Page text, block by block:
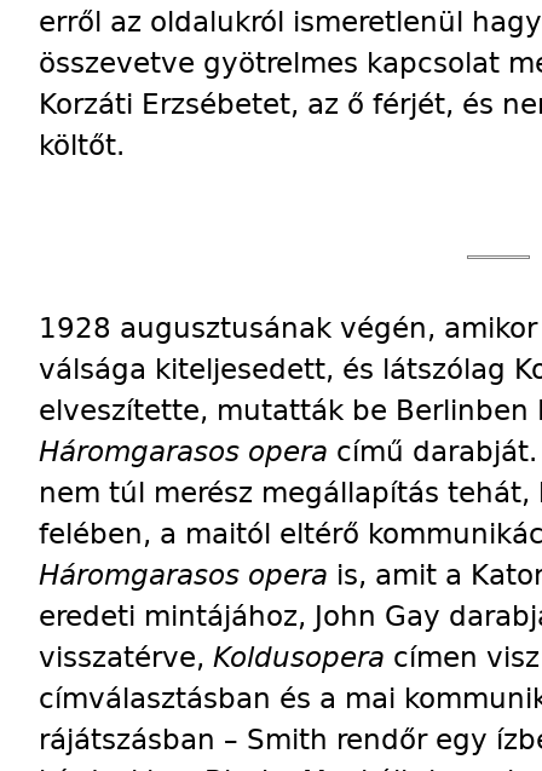
erről az oldalukról ismeretlenül
összevetve gyötrelmes kapcsolat
Korzáti Erzsébetet, az ő férjét, és
költőt.
1928 augusztusának végén,
válsága kiteljesedett, és látszólag
elveszítette, mutatták be Berlinben
Háromgarasos opera című
nem túl merész megállapítás
felében, a maitól eltérő
Háromgarasos opera is, amit a
eredeti mintájához, John Gay
visszatérve, Koldusopera címen
címválasztásban és a mai
rájátszásban – Smith rendőr egy